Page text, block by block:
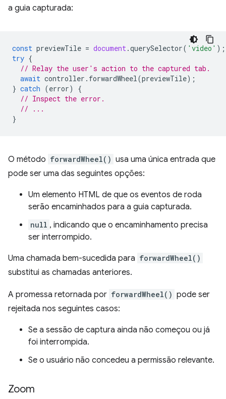
a guia capturada:
const previewTile = document.querySelector( 'video' );
try {
// Relay the user's action to the captured tab.
await controller . forwardWheel(previewTile);
} catch (error)
{
// Inspect the error.
// ...
}
O método forwardWheel() usa uma única entrada que
pode ser uma das seguintes opções:
Um elemento HTML de que os eventos de roda
serão encaminhados para a guia capturada.
null , indicando que o encaminhamento precisa
ser interrompido.
Uma chamada bem-sucedida para forwardWheel()
substitui as chamadas anteriores.
A promessa retornada por forwardWheel() pode ser
rejeitada nos seguintes casos:
Se a sessão de captura ainda não começou ou já
foi interrompida.
Se o usuário não concedeu a permissão relevante.
Zoom